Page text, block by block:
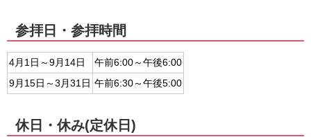
参拝日・参拝時間
4月1日～9月14日
午前6:00～午後6:00
9月15日～3月31日 午前6:30～午後5:00
休日・休み(定休日)